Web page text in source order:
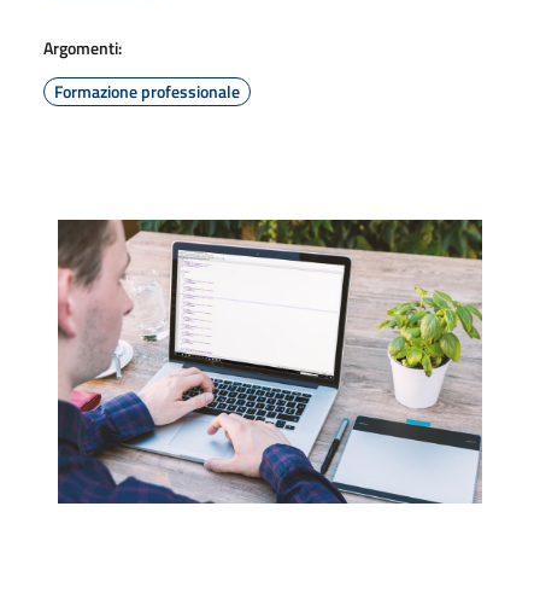
Argomenti:
Formazione professionale